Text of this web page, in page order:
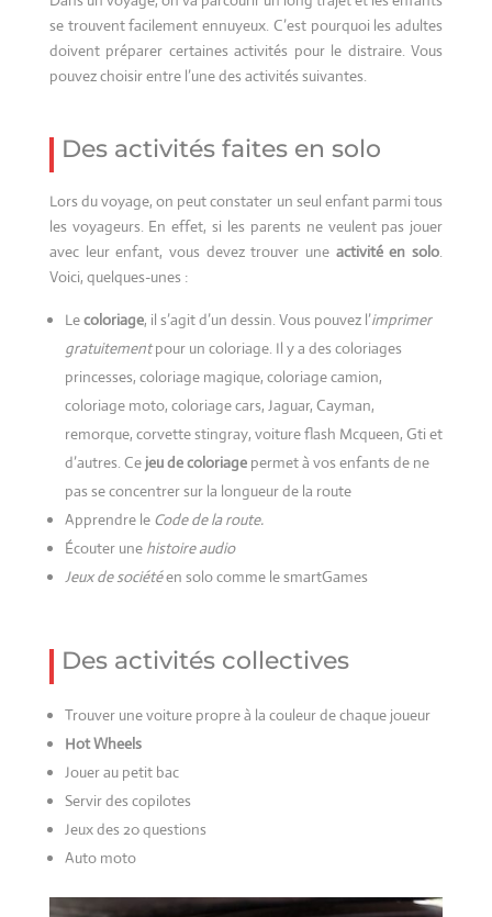
se trouvent facilement ennuyeux. C’est pourquoi les adultes
doivent préparer certaines activités pour le distraire. Vous
pouvez choisir entre l’une des activités suivantes.
Des activités faites en solo
Lors du voyage, on peut constater un seul enfant parmi tous
les voyageurs. En effet, si les parents ne veulent pas jouer
avec leur enfant, vous devez trouver une activité en solo.
Voici, quelques-unes :
Lecoloriage, il s’agit d’un dessin. Vous pouvez l’imprimer
gratuitementpour un coloriage. Il y a des coloriages
princesses, coloriage magique, coloriage camion,
coloriage moto, coloriage cars, Jaguar, Cayman,
remorque, corvette stingray, voiture flash Mcqueen, Gti et
d’autres. Ce jeu de coloriagepermet à vos enfants de ne
pas se concentrer sur la longueur de la route
Apprendre le Code de la route.
Écouter une histoire audio
Jeux de sociétéen solo comme le smartGames
Des activités collectives
Trouver une voiture propre à la couleur de chaque joueur
Hot Wheels
Jouer au petit bac
Servir des copilotes
Jeux des 20 questions
Auto moto